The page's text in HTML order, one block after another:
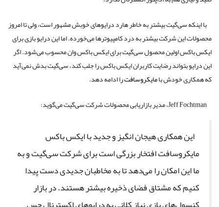
با اینکه سی‌گیت بیشتر به خاطر هارد درایوهای خوبش مشهور است، ولی تا امروز
محصولات این شرکت بیشتر به درد کامپیوترها می‌خورده. اما این درایو بازی برای
ایکس باکس اولین محصول سی‌گیت برای ایکس باکس وان محسوب می‌شود. اگر
این درایو بتواند رضایت کاربران ایکس باکس را جلب کند، سی‌گیت بدش نمی‌آید
که همکاری خودش بامایکروسافترا ادامه دهد.
Jeff Fochtman، مدیر بازاریابی محصولات شرکت سی‌گیت می‌گوید:
این همکاری هیجان انگیز و جدید با ایکس باکس
مایکروسافت افتخار بزرگی است برای شرکت سی‌گیت و به
ما این امکان را می‌دهد تا به مخاطبان جدیدی دست پیدا
کنیم که مشتاق فضای ذخیره بیشتر هستند. در بازار